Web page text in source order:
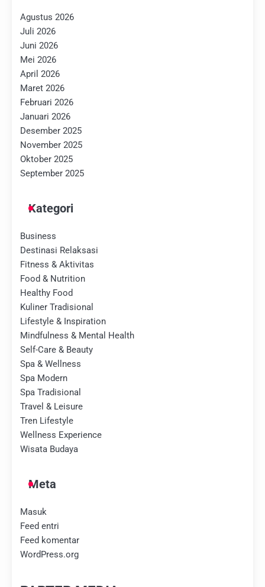
Agustus 2026
Juli 2026
Juni 2026
Mei 2026
April 2026
Maret 2026
Februari 2026
Januari 2026
Desember 2025
November 2025
Oktober 2025
September 2025
Kategori
Business
Destinasi Relaksasi
Fitness & Aktivitas
Food & Nutrition
Healthy Food
Kuliner Tradisional
Lifestyle & Inspiration
Mindfulness & Mental Health
Self-Care & Beauty
Spa & Wellness
Spa Modern
Spa Tradisional
Travel & Leisure
Tren Lifestyle
Wellness Experience
Wisata Budaya
Meta
Masuk
Feed entri
Feed komentar
WordPress.org